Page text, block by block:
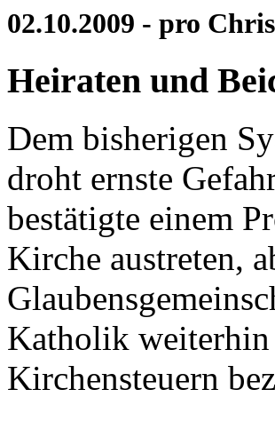
02.10.2009 - pro
Heiraten und
Dem bisherigen
droht ernste
bestätigte einem
Kirche austreten,
Katholik weiterhin
Kirchensteuern